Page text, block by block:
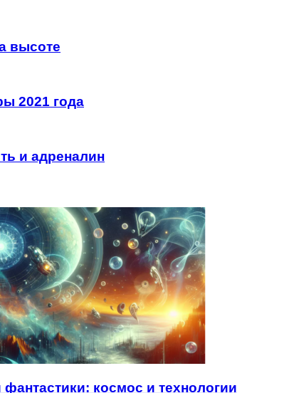
высоте
2021 года
и адреналин
космос и технологии